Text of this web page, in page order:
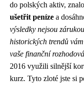
do polských aktiv,
ušetřit peníze a
výsledky nejsou
historických trendů
vaše finanční
2016 využili silnější
kurz. Tyto zloté jste si